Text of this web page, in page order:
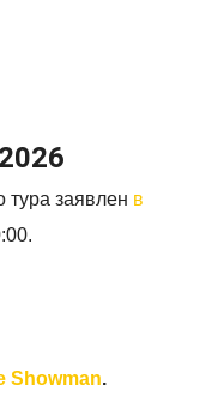
тура заявлен в
Showman.